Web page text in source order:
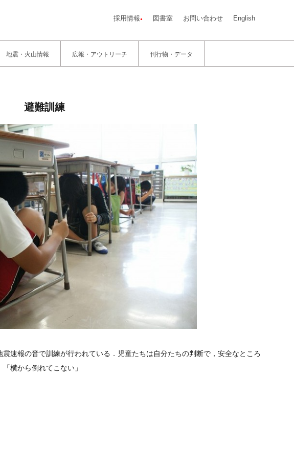
採用情報 図書室 お問い合わせ English
地震・火山情報 広報・アウトリーチ 刊行物・データ
避難訓練
速報の音で訓練が行われている．児童たちは自分たちの判断で，安全なところ
横から倒れてこない」